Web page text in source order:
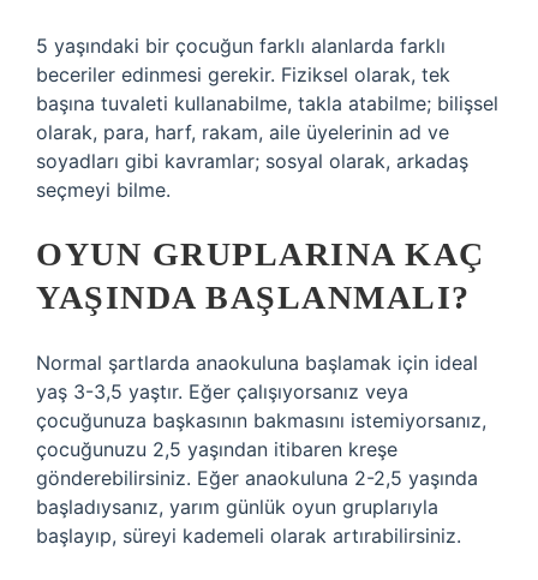
5 yaşındaki bir çocuğun farklı alanlarda farklı
beceriler edinmesi gerekir. Fiziksel olarak, tek
başına tuvaleti kullanabilme, takla atabilme; bilişsel
olarak, para, harf, rakam, aile üyelerinin ad ve
soyadları gibi kavramlar; sosyal olarak, arkadaş
seçmeyi bilme.
OYUN GRUPLARINA KAÇ
YAŞINDA BAŞLANMALI?
Normal şartlarda anaokuluna başlamak için ideal
yaş 3-3,5 yaştır. Eğer çalışıyorsanız veya
çocuğunuza başkasının bakmasını istemiyorsanız,
çocuğunuzu 2,5 yaşından itibaren kreşe
gönderebilirsiniz. Eğer anaokuluna 2-2,5 yaşında
başladıysanız, yarım günlük oyun gruplarıyla
başlayıp, süreyi kademeli olarak artırabilirsiniz.